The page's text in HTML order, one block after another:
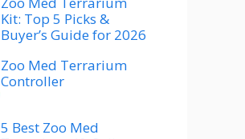
Kit: Top 5 Picks &
Buyer’s Guide for 2026
Zoo Med Terrarium
Controller
5 Best Zoo Med